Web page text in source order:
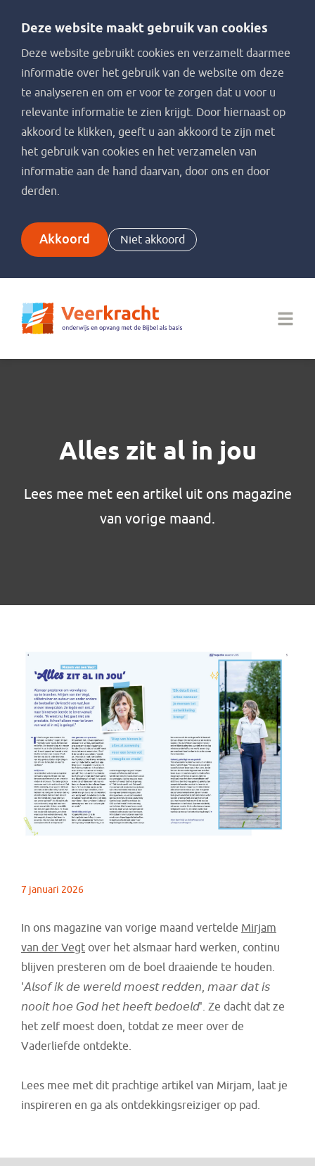
Deze website maakt gebruik van cookies
Deze website gebruikt cookies en verzamelt daarmee
informatie over het gebruik van de website om deze
te analyseren en om er voor te zorgen dat u voor u
relevante informatie te zien krijgt. Door hiernaast op
akkoord te klikken, geeft u aan akkoord te zijn met
het gebruik van cookies en het verzamelen van
informatie aan de hand daarvan, door ons en door
derden.
Akkoord Niet akkoord
Alles zit al in jou
Lees mee met een artikel uit ons magazine
van vorige maand.
7 januari 2026
In ons magazine van vorige maand vertelde Mirjam
van der Vegt over het alsmaar hard werken, continu
blijven presteren om de boel draaiende te houden.
'𝘈𝘭𝘴𝘰𝘧 𝘪𝘬 𝘥𝘦 𝘸𝘦𝘳𝘦𝘭𝘥 𝘮𝘰𝘦𝘴𝘵 𝘳𝘦𝘥𝘥𝘦𝘯, 𝘮𝘢𝘢𝘳 𝘥𝘢𝘵 𝘪𝘴
𝘯𝘰𝘰𝘪𝘵 𝘩𝘰𝘦 𝘎𝘰𝘥 𝘩𝘦𝘵 𝘩𝘦𝘦𝘧𝘵 𝘣𝘦𝘥𝘰𝘦𝘭𝘥'. Ze dacht dat ze
het zelf moest doen, totdat ze meer over de
Vaderliefde ontdekte.
Lees mee met dit prachtige artikel van Mirjam, laat je
inspireren en ga als ontdekkingsreiziger op pad.